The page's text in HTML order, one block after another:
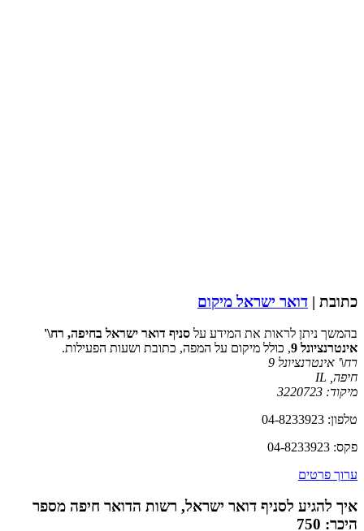
כתובת | דואר ישראל מיקום
בהמשך ניתן לראות את המידע על סניף דואר ישראל בחיפה, רח\'
אינטרנציונל 9
, כולל מיקום על המפה, כתובת ושעות הפעילות.
רח\' אינטרנציונל 9
חיפה IL
מיקוד: 3220723
טלפון: 04-8233923
פקס: 04-8233923
ערוך פרטים
איך להגיע לסניף דואר ישראל, רשות הדואר חיפה מספר
היכר: 750